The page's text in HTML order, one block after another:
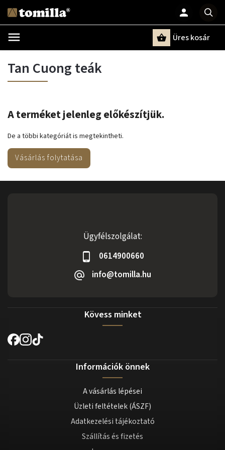
Üres kosár
Tan Cuong teák
A terméket jelenleg előkészítjük.
De a többi kategóriát is megtekintheti.
Vásárlás folytatása
Ügyfélszolgálat:
0614900660
info@tomilla.hu
Kövess minket
Információk önnek
A vásárlás lépései
Üzleti feltételek (ÁSZF)
Adatkezelési tájékoztató
Szállítás és fizetés